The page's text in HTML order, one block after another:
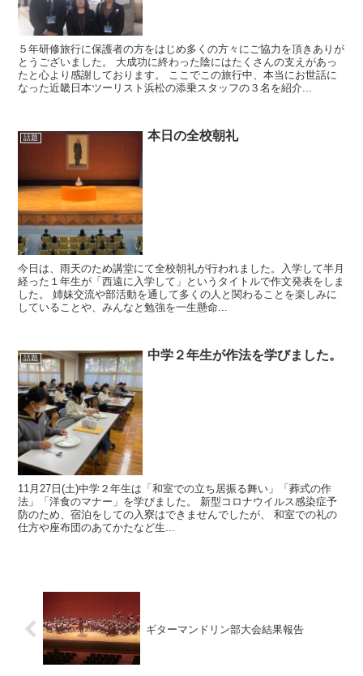
５年研修旅行に保護者の方をはじめ多くの方々にご協力を頂きありが
とうございました。 大成功に終わった陰にはたくさんの支えがあっ
たと心より感謝しております。 ここでこの旅行中、本当にお世話に
なった近畿日本ツーリスト浜松の添乗スタッフの３名を紹介...
話題 本日の全校朝礼
今日は、雨天のため講堂にて全校朝礼が行われました。入学して半月
経った１年生が「西遠に入学して」というタイトルで作文発表をしま
した。 姉妹交流や部活動を通して多くの人と関わることを楽しみに
していることや、みんなと勉強を一生懸命...
話題 中学２年生が作法を学びました。
11月27日(土)中学２年生は「和室での立ち居振る舞い」「葬式の作
法」「洋食のマナー」を学びました。 新型コロナウイルス感染症予
防のため、宿泊をしての入寮はできませんでしたが、 和室での礼の
仕方や座布団のあてかたなど生...
ギターマンドリン部大会結果報告